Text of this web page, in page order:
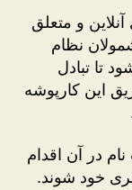
و متعلق
نظام
تا تبادل
این کارپوشه
در آن اقدام
خود شوند.